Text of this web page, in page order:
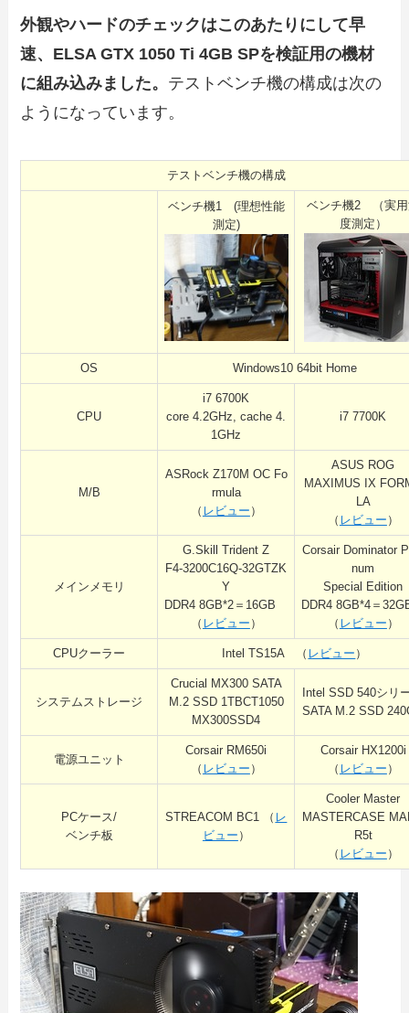
外観やハードのチェックはこのあたりにして早
速、ELSA GTX 1050 Ti 4GB SPを検証用の機材
に組み込みました。 テストベンチ機の構成は次の
ようになっています。
テストベンチ機の構成
ベンチ機1 (理想性能
測定)
ベンチ機2 （実
度測定）
OS Windows10 64bit Home
CPU
i7 6700K
core 4.2GHz, cache 4.
1GHz
i7 7700K
M/B
ASRock Z170M OC Fo
rmula
（ レビュー ）
ASUS ROG
MAXIMUS IX
LA
（ レビュー ）
メインメモリ
G.Skill Trident Z
F4-3200C16Q-32GTZK
Y
DDR4 8GB*2＝16GB
（ レビュー ）
Corsair Dominator
num
Special Edition
DDR4 8GB*4＝
（ レビュー ）
CPUクーラー Intel TS15A （ レビュー ）
システムストレージ
Crucial MX300 SATA
M.2 SSD 1TBCT1050
MX300SSD4
Intel SSD 540シリ
SATA M.2 SSD
電源ユニット
Corsair RM650i
（ レビュー ）
Corsair HX1200i
（ レビュー ）
PCケース/
ベンチ板
STREACOM BC1 （ レ
ビュー ）
Cooler Master
MASTERCASE
R5t
（ レビュー ）